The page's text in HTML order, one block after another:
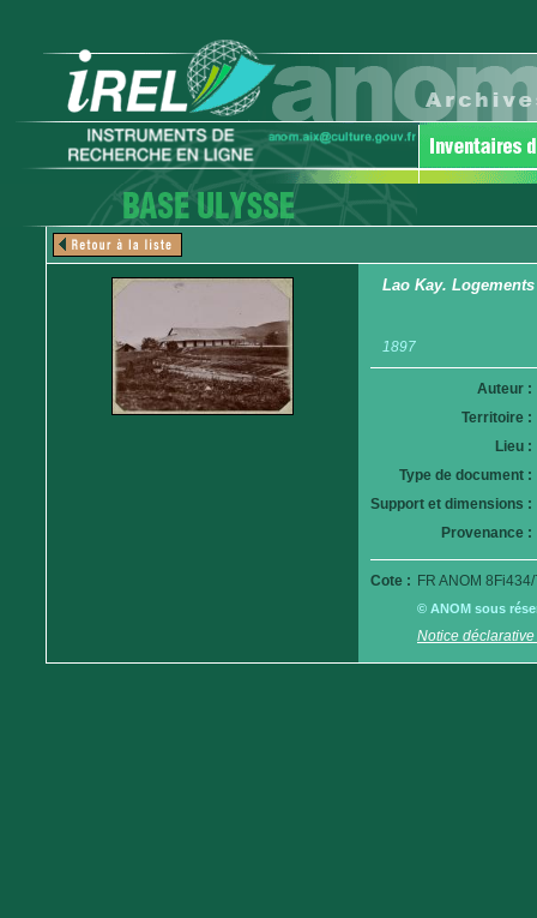
Lao Kay.
1897
Auteur :
Territoire :
Lieu :
Type de document :
Support et dimensions :
Provenance :
Cote : FR ANOM
© ANOM sous
Notice